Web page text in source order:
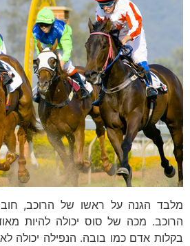
מלבד הגנה על ראשו של הרוכב,
הרוכב. מכה של סוס יכולה להיות
בקלות אדם כמו בובה. הנפילה יכולה